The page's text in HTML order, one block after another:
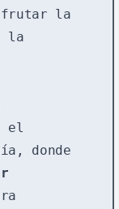
la
la
el
donde